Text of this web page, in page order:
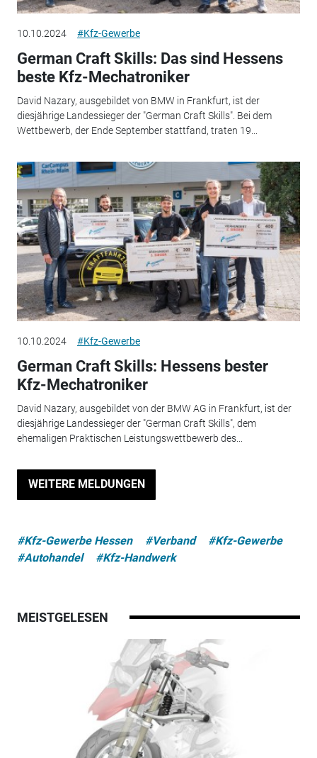
10.10.2024 #Kfz-Gewerbe
German Craft Skills: Das sind Hessens
beste Kfz-Mechatroniker
David Nazary, ausgebildet von BMW in Frankfurt, ist der
diesjährige Landessieger der "German Craft Skills". Bei dem
Wettbewerb, der Ende September stattfand, traten 19...
10.10.2024 #Kfz-Gewerbe
German Craft Skills: Hessens bester
Kfz-Mechatroniker
David Nazary, ausgebildet von der BMW AG in Frankfurt, ist der
diesjährige Landessieger der "German Craft Skills", dem
ehemaligen Praktischen Leistungswettbewerb des...
WEITERE MELDUNGEN
#Kfz-Gewerbe Hessen #Verband
#Kfz-Gewerbe
#Autohandel
#Kfz-Handwerk
MEISTGELESEN